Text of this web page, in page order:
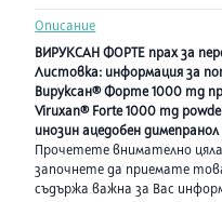
Описание
ВИРУКСАН ФОРТЕ прах за
Листовка: информация за
Вируксан® Форте 1000 mg
Viruxan® Forte 1000 mg
инозин ацедобен
Прочетете внимателно
започнете да приемате
съдържа важна за Вас